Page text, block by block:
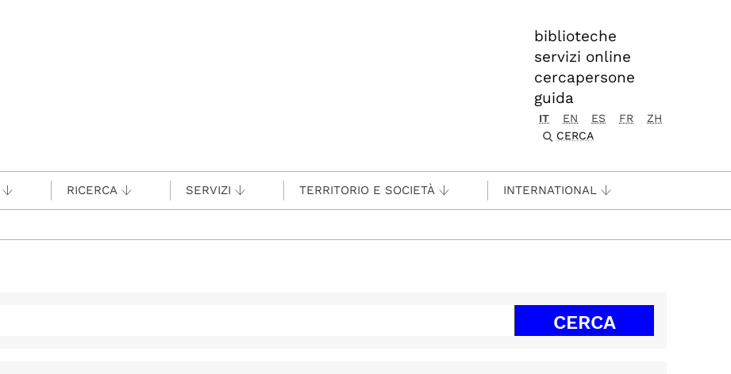
biblioteche
servizi online
cercapersone
guida
IT EN ES FR
ZH
CERCA
RICERCA SERVIZI TERRITORIO E SOCIETÀ INTERNATIONAL